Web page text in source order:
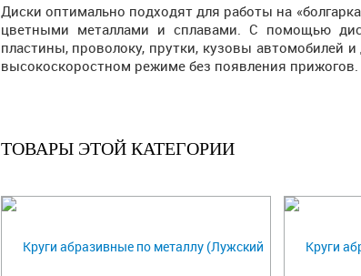
Диски оптимально подходят для работы на
цветными металлами и сплавами. С помощью
пластины, проволоку, прутки, кузовы автомобилей
высокоскоростном режиме без появления прижогов.
ТОВАРЫ ЭТОЙ КАТЕГОРИИ